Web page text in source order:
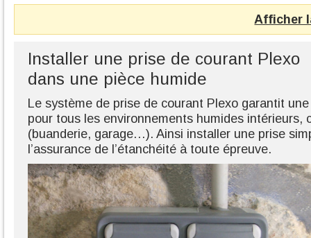
Afficher
Installer une prise de courant Plexo
dans une pièce humide
Le système de prise de courant Plexo garantit
pour tous les environnements humides intérieurs,
(buanderie, garage…). Ainsi installer une prise
l’assurance de l’étanchéité à toute épreuve.